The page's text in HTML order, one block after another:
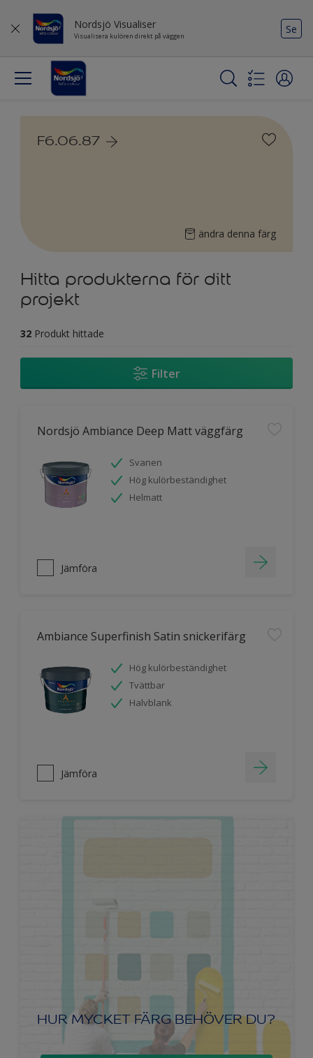
Nordsjö Visualiser
Visualisera kulören direkt på väggen
Se
F6.06.87
ändra denna färg
Hitta produkterna för ditt
projekt
32 Produkt hittade
Filter
Nordsjö Ambiance Deep Matt väggfärg
Svanen
Hög kulörbeständighet
Helmatt
Jämföra
Ambiance Superfinish Satin snickerifärg
Hög kulörbeständighet
Tvättbar
Halvblank
Jämföra
HUR MYCKET FÄRG BEHÖVER DU?